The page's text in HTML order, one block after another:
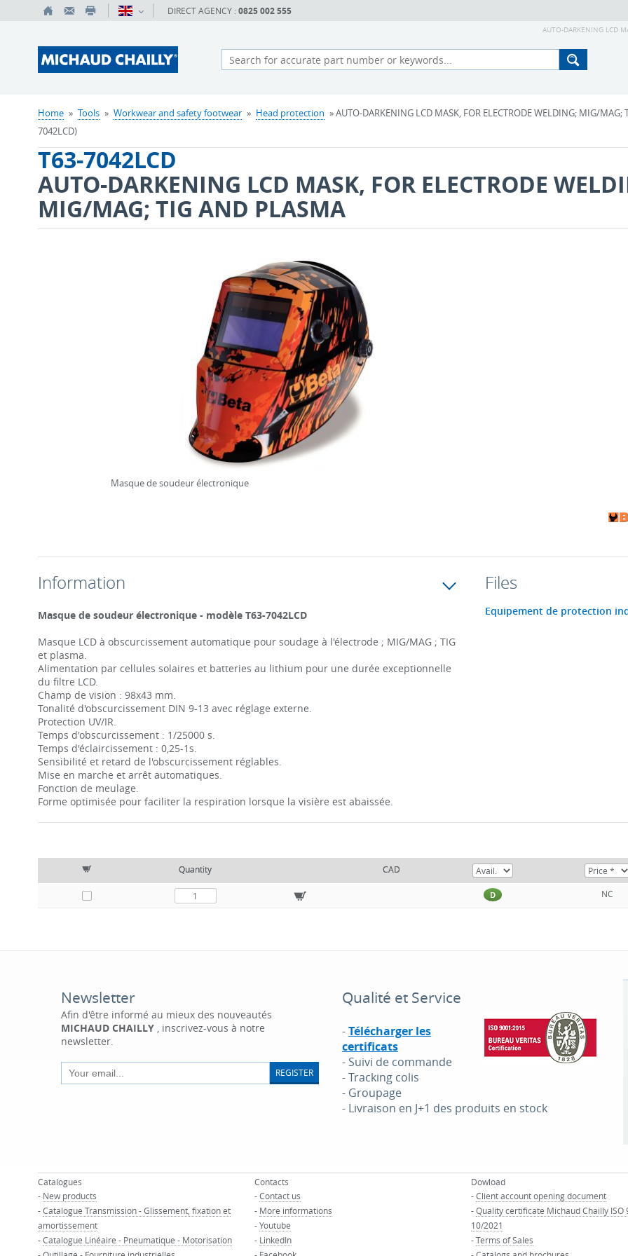
DIRECT AGENCY : 0825 002 555
AUTO-DARKENING LCD
Home » Tools » Workwear and safety footwear » Head protection » AUTO-DARKENING LCD MASK, FOR ELECTRODE WELDING; MIG/
7042LCD)
T63-7042LCD
AUTO-DARKENING LCD MASK, FOR ELECTRODE
MIG/MAG; TIG AND PLASMA
Masque de soudeur électronique
Information
Masque de soudeur électronique - modèle T63-7042LCD
Masque LCD à obscurcissement automatique pour soudage à l'électrode ; MIG/MAG ; TIG
et plasma.
Alimentation par cellules solaires et batteries au lithium pour une durée exceptionnelle
du filtre LCD.
Champ de vision : 98x43 mm.
Tonalité d'obscurcissement DIN 9-13 avec réglage externe.
Protection UV/IR.
Temps d'obscurcissement : 1/25000 s.
Temps d'éclaircissement : 0,25-1s.
Sensibilité et retard de l'obscurcissement réglables.
Mise en marche et arrêt automatiques.
Fonction de meulage.
Forme optimisée pour faciliter la respiration lorsque la visière est abaissée.
Files
Equipement de protection
Quantity CAD
D NC
Newsletter
Afin d'être informé au mieux des nouveautés
MICHAUD CHAILLY, inscrivez-vous à notre
newsletter.
REGISTER
Qualité et Service
-Télécharger les
certificats
- Suivi de commande
- Tracking colis
- Groupage
- Livraison en J+1 des produits en stock
Catalogues
- New products
-Catalogue Transmission - Glissement, fixation et
amortissement
-Catalogue Linéaire - Pneumatique - Motorisation
Contacts
-Contact us
- More informations
-Youtube
- LinkedIn
Dowload
-Client account opening document
-Quality certificate Michaud Chailly ISO
10/2021
-Terms of Sales